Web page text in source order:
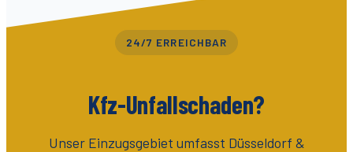
24/7 ERREICHBAR
Kfz-Unfallschaden?
Unser Einzugsgebiet umfasst Düsseldorf &